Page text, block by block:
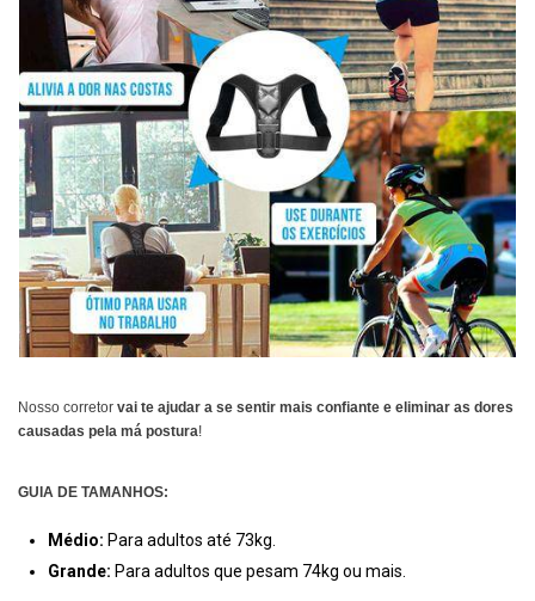
Nosso corretor vai te ajudar a se sentir mais confiante e eliminar as dores
causadas pela má postura!
GUIA DE TAMANHOS:
Médio: Para adultos até 73kg.
Grande: Para adultos que pesam 74kg ou mais.